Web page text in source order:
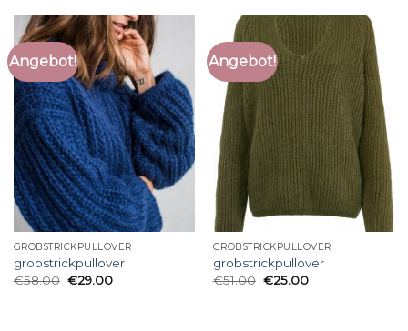
Angebot!
GROBSTRICKPULLOVER
grobstrickpullover
€58.00 €29.00
Angebot!
GROBSTRICKPULLOVER
grobstrickpullover
€51.00 €25.00